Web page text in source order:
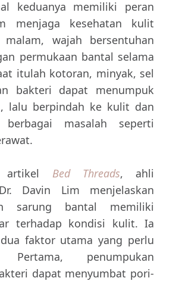
keduanya memiliki peran
menjaga kesehatan kulit
wajah bersentuhan
permukaan bantal selama
itulah kotoran, minyak, sel
bakteri dapat menumpuk
lalu berpindah ke kulit dan
berbagai masalah seperti
artikel Bed Threads, ahli
Davin Lim menjelaskan
sarung bantal memiliki
terhadap kondisi kulit. Ia
faktor utama yang perlu
Pertama, penumpukan
dapat menyumbat pori-